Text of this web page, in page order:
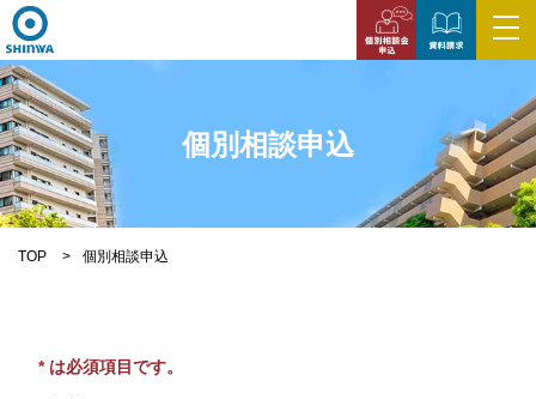
個別相談申込
TOP 個別相談申込
* は必須項目です。